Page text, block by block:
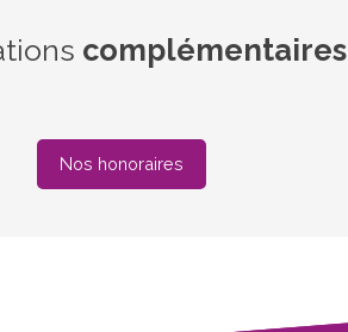
complémentaires
Nos honoraires